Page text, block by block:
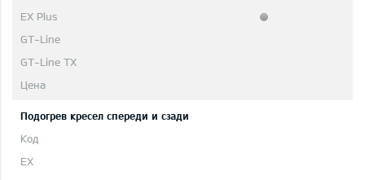
Подогрев кресел спереди и сзади